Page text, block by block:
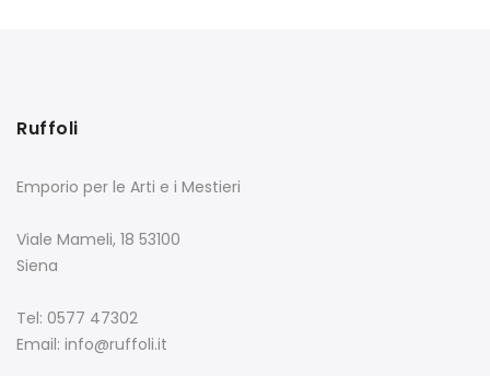
Ruffoli
Emporio per le Arti e i Mestieri
Viale Mameli, 18 53100
Siena
Tel: 0577 47302
Email: info@ruffoli.it